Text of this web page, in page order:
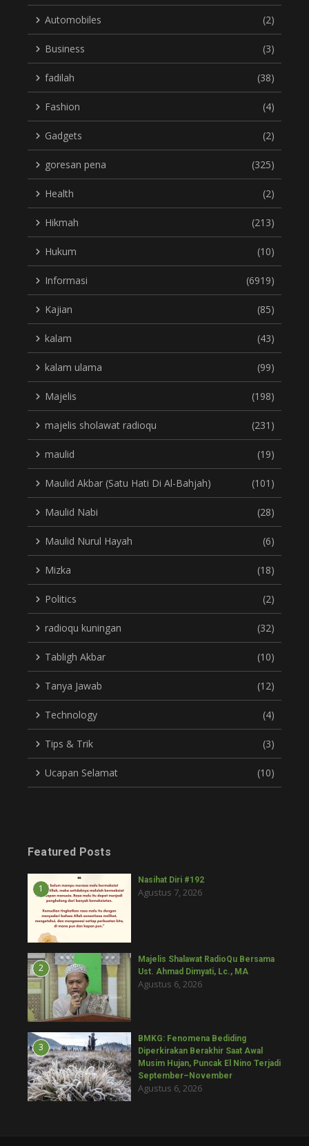
Automobiles (2)
Business (3)
fadilah (38)
Fashion (4)
Gadgets (2)
goresan pena (325)
Health (2)
Hikmah (213)
Hukum (10)
Informasi (6919)
Kajian (85)
kalam (43)
kalam ulama (99)
Majelis (198)
majelis sholawat radioqu (231)
maulid (19)
Maulid Akbar (Satu Hati Di Al-Bahjah) (101)
Maulid Nabi (28)
Maulid Nurul Hayah (6)
Mizka (18)
Politics (2)
radioqu kuningan (32)
Tabligh Akbar (10)
Tanya Jawab (12)
Technology (4)
Tips & Trik (3)
Ucapan Selamat (10)
Featured Posts
1
Nasihat Diri #192
Agustus 7, 2026
2
Majelis Shalawat RadioQu Bersama
Ust. Ahmad Dimyati, Lc., MA
Agustus 6, 2026
3
BMKG: Fenomena Bediding
Diperkirakan Berakhir Saat Awal
Musim Hujan, Puncak El Nino Terjadi
September–November
Agustus 6, 2026